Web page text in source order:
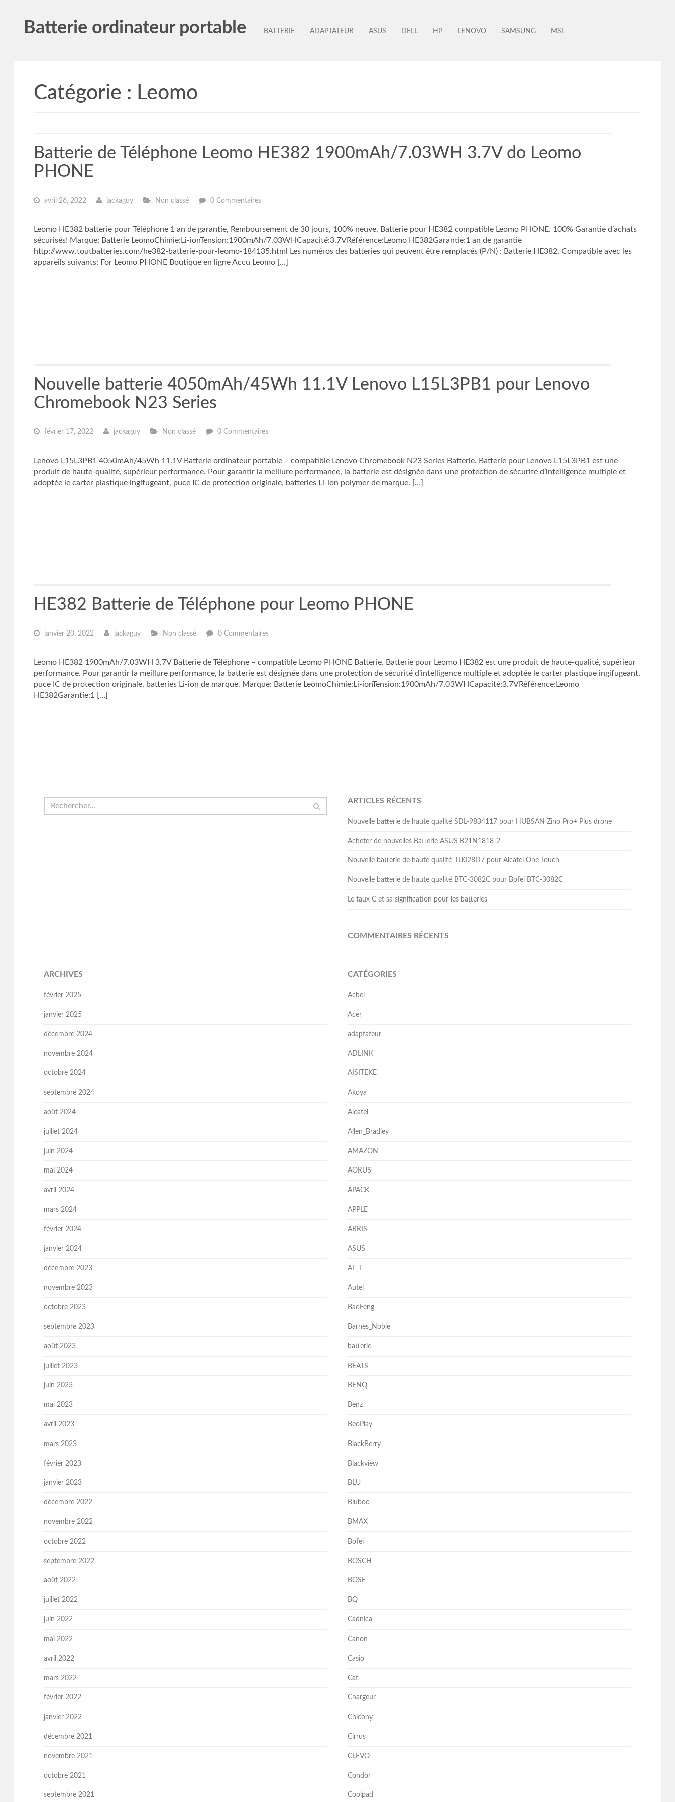
Batterie ordinateur portable BATTERIE ADAPTATEUR ASUS DELL HP LENOVO SAMSUNG MSI
Catégorie : Leomo
Batterie de Téléphone Leomo HE382 1900mAh/7.03WH 3.7V do Leomo
PHONE
avril 26, 2022 jackaguy Non classé 0 Commentaires
Leomo HE382 batterie pour Téléphone 1 an de garantie, Remboursement de 30 jours, 100% neuve. Batterie pour HE382 compatible Leomo PHONE. 100% Garantie d’achats
sécurisés! Marque: Batterie LeomoChimie:Li-ionTension:1900mAh/7.03WHCapacité:3.7VRéférence:Leomo HE382Garantie:1 an de garantie
http://www.toutbatteries.com/he382-batterie-pour-leomo-184135.html Les numéros des batteries qui peuvent être remplacés (P/N) : Batterie HE382, Compatible avec les
appareils suivants: For Leomo PHONE Boutique en ligne Accu Leomo […]
Nouvelle batterie 4050mAh/45Wh 11.1V Lenovo L15L3PB1 pour Lenovo
Chromebook N23 Series
février 17, 2022 jackaguy Non classé 0 Commentaires
Lenovo L15L3PB1 4050mAh/45Wh 11.1V Batterie ordinateur portable – compatible Lenovo Chromebook N23 Series Batterie. Batterie pour Lenovo L15L3PB1 est une
produit de haute-qualité, supérieur performance. Pour garantir la meillure performance, la batterie est désignée dans une protection de sécurité d’intelligence multiple et
adoptée le carter plastique ingifugeant, puce IC de protection originale, batteries Li-ion polymer de marque. […]
HE382 Batterie de Téléphone pour Leomo PHONE
janvier 20, 2022 jackaguy Non classé 0 Commentaires
Leomo HE382 1900mAh/7.03WH 3.7V Batterie de Téléphone – compatible Leomo PHONE Batterie. Batterie pour Leomo HE382 est une produit de haute-qualité, supérieur
performance. Pour garantir la meillure performance, la batterie est désignée dans une protection de sécurité d’intelligence multiple et adoptée le carter plastique ingifugeant,
puce IC de protection originale, batteries Li-ion de marque. Marque: Batterie LeomoChimie:Li-ionTension:1900mAh/7.03WHCapacité:3.7VRéférence:Leomo
HE382Garantie:1 […]
ARTICLES RÉCENTS
Nouvelle batterie de haute qualité SDL-9834117 pour HUBSAN Zino Pro+ Plus drone
Acheter de nouvelles Batterie ASUS B21N1818-2
Nouvelle batterie de haute qualité TLi028D7 pour Alcatel One Touch
Nouvelle batterie de haute qualité BTC-3082C pour Bofei BTC-3082C
Le taux C et sa signification pour les batteries
COMMENTAIRES RÉCENTS
ARCHIVES
février 2025
janvier 2025
décembre 2024
novembre 2024
octobre 2024
septembre 2024
août 2024
juillet 2024
juin 2024
mai 2024
avril 2024
mars 2024
février 2024
janvier 2024
décembre 2023
novembre 2023
octobre 2023
septembre 2023
août 2023
juillet 2023
juin 2023
mai 2023
avril 2023
mars 2023
février 2023
janvier 2023
décembre 2022
novembre 2022
octobre 2022
septembre 2022
août 2022
juillet 2022
juin 2022
mai 2022
avril 2022
mars 2022
février 2022
janvier 2022
décembre 2021
novembre 2021
octobre 2021
septembre 2021
CATÉGORIES
Acbel
Acer
adaptateur
ADLINK
AISITEKE
Akoya
Alcatel
Allen_Bradley
AMAZON
AORUS
APACK
APPLE
ARRIS
ASUS
AT_T
Autel
BaoFeng
Barnes_Noble
batterie
BEATS
BENQ
Benz
BeoPlay
BlackBerry
Blackview
BLU
Bluboo
BMAX
Bofei
BOSCH
BOSE
BQ
Cadnica
Canon
Casio
Cat
Chargeur
Chicony
Cirrus
CLEVO
Condor
Coolpad